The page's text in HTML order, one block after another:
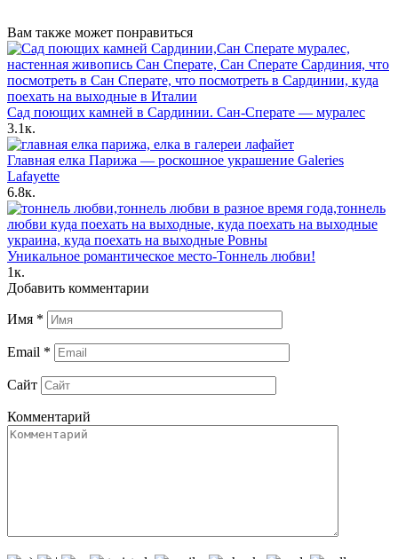
Вам также может понравиться
Сад поющих камней в Сардинии. Сан-Сперате — муралес
3.1к.
Главная елка Парижа — роскошное украшение Galeries
Lafayette
6.8к.
Уникальное романтическое место-Тоннель любви!
1к.
Добавить комментарии
Имя *
Email *
Сайт
Комментарий